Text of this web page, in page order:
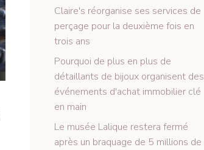
Claire's réorganise ses services de
perçage pour la deuxième fois en
trois ans
Pourquoi de plus en plus de
détaillants de bijoux organisent des
événements d'achat immobilier clé
en main
Le musée Lalique restera fermé
après un braquage de 5 millions de